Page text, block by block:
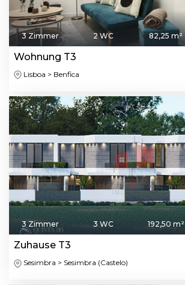
3 Zimmer 2 WC 82,25 m²
Wohnung T3
Lisboa > Benfica
3 Zimmer 3 WC 192,50 m²
Zuhause T3
Sesimbra > Sesimbra (Castelo)